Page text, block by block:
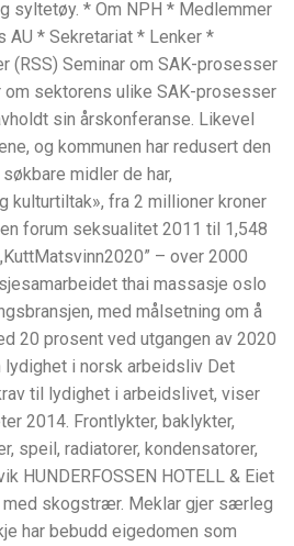
syltetøy. * Om NPH * Medlemmer
AU * Sekretariat * Lenker *
(RSS) Seminar om SAK-prosesser
om sektorens ulike SAK-prosesser
sin årskonferanse. Likevel
og kommunen har redusert den
midler de har,
kulturtiltak», fra 2 millioner kroner
forum seksualitet 2011 til 1,548
– over 2000
thai massasje oslo
med målsetning om å
20 prosent ved utgangen av 2020
i norsk arbeidsliv Det
til lydighet i arbeidslivet, viser
2014. Frontlykter, baklykter,
speil, radiatorer, kondensatorer,
HUNDERFOSSEN HOTELL & Eiet
med skogstrær. Meklar gjer særleg
har bebudd eigedomen som